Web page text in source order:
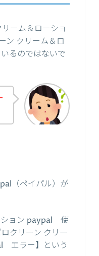
ーム＆ローショ
ン クリーム＆ロ
るのではないで
（ペイパル）が
ション paypal 使
クリーン クリー
エラー】という